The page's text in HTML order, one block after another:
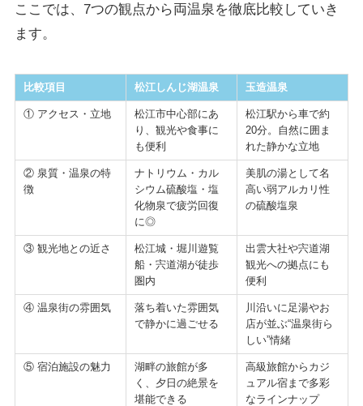
ここでは、7つの観点から両温泉を徹底比較していき
ます。
比較項目 松江しんじ湖温泉 玉造温泉
① アクセス・立地
松江市中心部にあ
り、観光や食事に
も便利
松江駅から車で約
20分。自然に囲ま
れた静かな立地
② 泉質・温泉の特
徴
ナトリウム・カル
シウム硫酸塩・塩
化物泉で疲労回復
に◎
美肌の湯として名
高い弱アルカリ性
の硫酸塩泉
③ 観光地との近さ
松江城・堀川遊覧
船・宍道湖が徒歩
圏内
出雲大社や宍道湖
観光への拠点にも
便利
④ 温泉街の雰囲気
落ち着いた雰囲気
で静かに過ごせる
川沿いに足湯やお
店が並ぶ“温泉街ら
しい”情緒
⑤ 宿泊施設の魅力
湖畔の旅館が多
く、夕日の絶景を
堪能できる
高級旅館からカジ
ュアル宿まで多彩
なラインナップ